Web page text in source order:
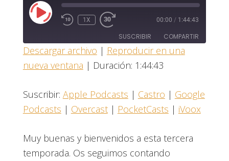
REPRODUCIR
EPISODIO
1X 00:00 / 1:44:43
SUSCRIBIR COMPARTIR
Apple Podcasts Castro
PocketCasts iVoox
FEED RSS
COMPARTIR
ENLACE
INCRUSTAR
Descargar archivo | Reproducir en una
nueva ventana | Duración: 1:44:43
Suscribir: Apple Podcasts | Castro | Google
Podcasts | Overcast| PocketCasts | iVoox
Muy buenas y bienvenidos a esta tercera
temporada. Os seguimos contando